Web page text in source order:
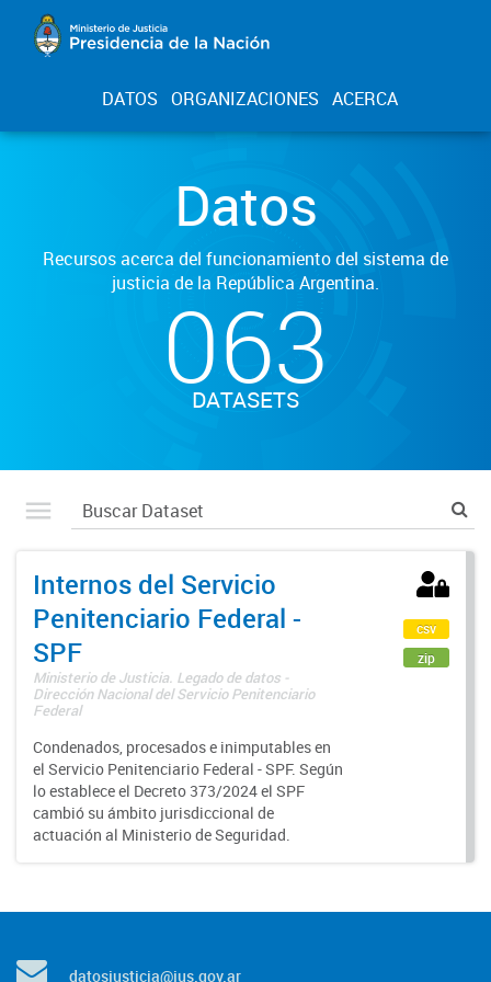
DATOS ORGANIZACIONES ACERCA
Datos
Recursos acerca del funcionamiento del sistema de
justicia de la República Argentina.
063
DATASETS
Internos del Servicio
Penitenciario Federal -
SPF
Ministerio de Justicia. Legado de datos -
Dirección Nacional del Servicio Penitenciario
Federal
Condenados, procesados e inimputables en
el Servicio Penitenciario Federal - SPF. Según
lo establece el Decreto 373/2024 el SPF
cambió su ámbito jurisdiccional de
actuación al Ministerio de Seguridad.
csv
zip
datosjusticia@jus.gov.ar